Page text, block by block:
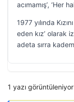
acımamış’, ‘Her
1977 yılında
eden kız’ olarak
adeta sırra
1 yazı